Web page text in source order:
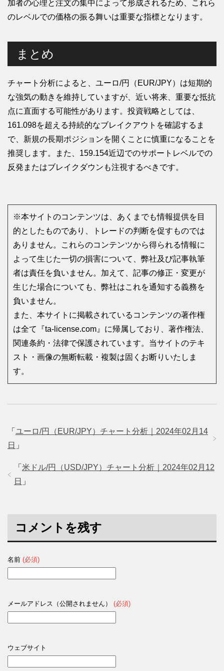
加者の心理と注文の集中によって形成されるため、これら
のレベルでの価格の振る舞いは重要な指標となります。
まとめ
チャート分析によると、ユーロ/円（EUR/JPY）は短期的
な強気の動きを維持していますが、近い将来、重要な抵抗
点に直面する可能性があります。投資戦略としては、
161.098を超える持続的なブレイクアウトを確認するま
で、新規の長期ポジションを開くことに慎重になることを
推奨します。また、159.154近辺でのサポートレベルでの
反発またはブレイクダウンも注視するべきです。
※本サイトのコンテンツは、あくまでも情報提供を目
的としたものであり、トレードの判断を促すものでは
ありません。これらのコンテンツから得られる情報に
よって生じた一切の損害について、弊社及び記事執筆
者は責任を負いません。加えて、記事の修正・変更が
生じた場合についても、弊社はこれを通知する義務を
負いません。
また、本サイトに掲載されているコンテンツの著作権
は全て『ta-license.com』に帰属しており、著作権法、
関連条約・法律で保護されています。当サイトのテキ
スト・画像の無断転載・複製は固くお断りいたしま
す。
「 ユーロ/円（EUR/JPY）チャート分析｜2024年02月14
日 」
「 米ドル/円（USD/JPY）チャート分析｜2024年02月12
日 」
コメントを残す
名前 (必須)
メールアドレス（公開されません） (必須)
ウェブサイト